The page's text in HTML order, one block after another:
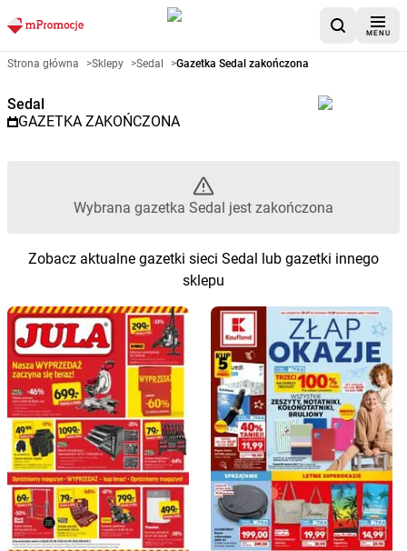
MENU
Gazetka promocyjna Sedal –
Strona główna >Sklepy >Sedal >Gazetka Sedal zakończona
Sedal
GAZETKA ZAKOŃCZONA
Wybrana gazetka Sedal jest zakończona
Zobacz aktualne gazetki sieci Sedal lub gazetki innego
sklepu